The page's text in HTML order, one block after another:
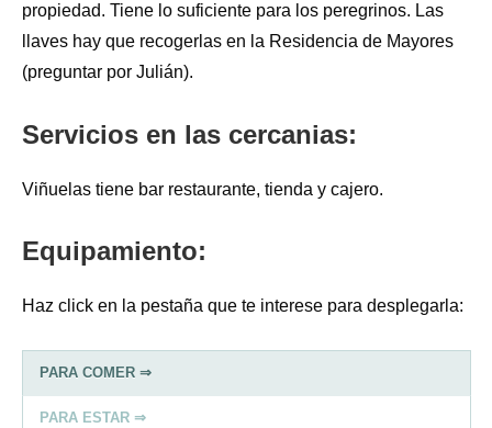
propiedad. Tiene lo suficiente para los peregrinos. Las
llaves hay que recogerlas en la Residencia de Mayores
(preguntar por Julián).
Servicios en las cercanias:
Viñuelas tiene bar restaurante, tienda y cajero.
Equipamiento:
Haz click en la pestaña que te interese para desplegarla:
PARA COMER ⇒
PARA ESTAR ⇒